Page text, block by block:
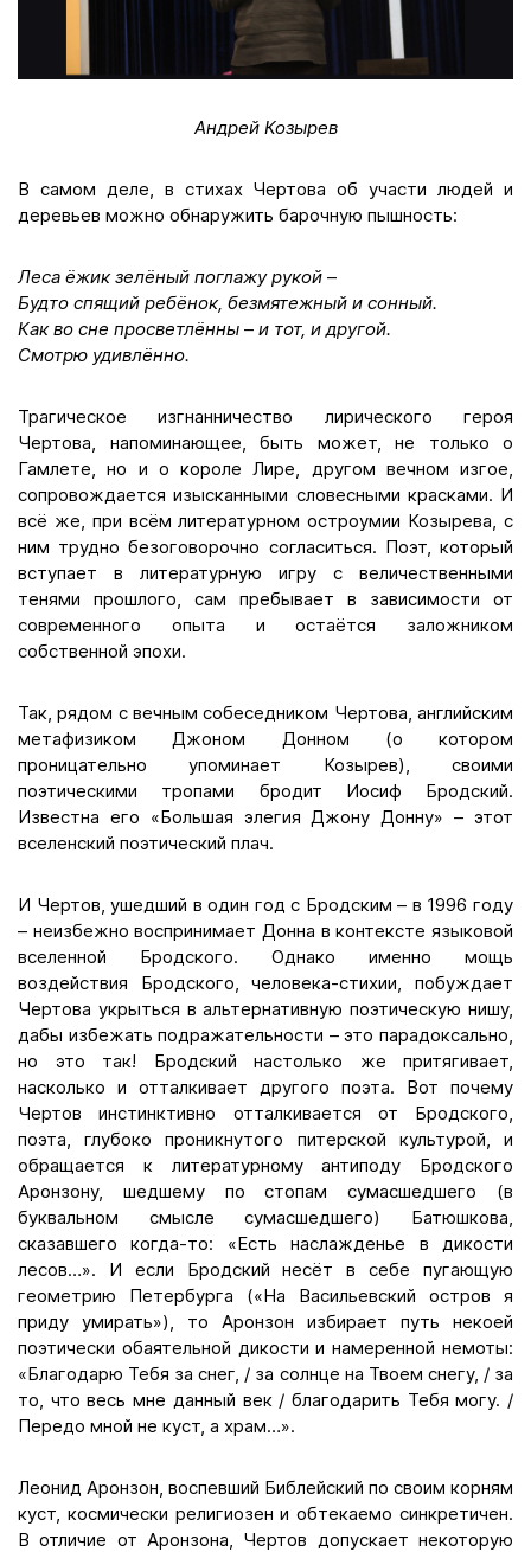
Андрей Козырев
В самом деле, в стихах Чертова об участи людей и
деревьев можно обнаружить барочную пышность:
Леса ёжик зелёный поглажу рукой –
Будто спящий ребёнок, безмятежный и сонный.
Как во сне просветлённы – и тот, и другой.
Смотрю удивлённо.
Трагическое изгнанничество лирического героя
Чертова, напоминающее, быть может, не только о
Гамлете, но и о короле Лире, другом вечном изгое,
сопровождается изысканными словесными красками. И
всё же, при всём литературном остроумии Козырева, с
ним трудно безоговорочно согласиться. Поэт, который
вступает в литературную игру с величественными
тенями прошлого, сам пребывает в зависимости от
современного опыта и остаётся заложником
собственной эпохи.
Так, рядом с вечным собеседником Чертова, английским
метафизиком Джоном Донном (о котором
проницательно упоминает Козырев), своими
поэтическими тропами бродит Иосиф Бродский.
Известна его «Большая элегия Джону Донну» – этот
вселенский поэтический плач.
И Чертов, ушедший в один год с Бродским – в 1996 году
– неизбежно воспринимает Донна в контексте языковой
вселенной Бродского. Однако именно мощь
воздействия Бродского, человека-стихии, побуждает
Чертова укрыться в альтернативную поэтическую нишу,
дабы избежать подражательности – это парадоксально,
но это так! Бродский настолько же притягивает,
насколько и отталкивает другого поэта. Вот почему
Чертов инстинктивно отталкивается от Бродского,
поэта, глубоко проникнутого питерской культурой, и
обращается к литературному антиподу Бродского
Аронзону, шедшему по стопам сумасшедшего (в
буквальном смысле сумасшедшего) Батюшкова,
сказавшего когда-то: «Есть наслажденье в дикости
лесов…». И если Бродский несёт в себе пугающую
геометрию Петербурга («На Васильевский остров я
приду умирать»), то Аронзон избирает путь некоей
поэтически обаятельной дикости и намеренной немоты:
«Благодарю Тебя за снег, / за солнце на Твоем снегу, / за
то, что весь мне данный век / благодарить Тебя могу. /
Передо мной не куст, а храм…».
Леонид Аронзон, воспевший Библейский по своим корням
куст, космически религиозен и обтекаемо синкретичен.
В отличие от Аронзона, Чертов допускает некоторую